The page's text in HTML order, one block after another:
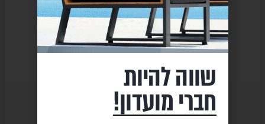
₪142
₪ 113
₪142
₪ 113
שווה להיות
חברי מועדון!